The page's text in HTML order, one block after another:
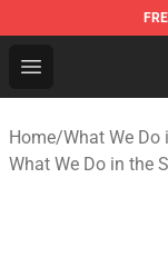
Open menu
What We Do
Home/What We Do
What We Do in the